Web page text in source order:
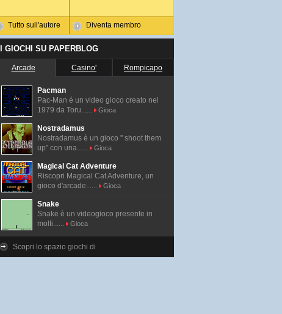
Tutto sull'autore Diventa membro
I GIOCHI SU PAPERBLOG
Arcade Casino' Rompicapo
Pacman
Pac-Man é un video gioco creato nel
1979 da Toru......
Gioca
Nostradamus
Nostradamus è un gioco " shoot them
up" con una......
Gioca
Magical Cat Adventure
Riscopri Magical Cat Adventure, un
gioco d'arcade......
Gioca
Snake
Snake è un videogioco presente in
molti......
Gioca
Scopri lo spazio giochi di